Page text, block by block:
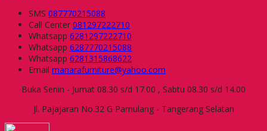
SMS 087770215088
Call Center 081297222710
Whatsapp 6281297222710
Whatsapp 6287770215088
Whatsapp 6281315868622
Email manarafurniture@yahoo.com
Buka Senin - Jumat 08.30 s/d 17.00 , Sabtu 08.30 s/d 14.00
Jl. Pajajaran No.32 G Pamulang - Tangerang Selatan